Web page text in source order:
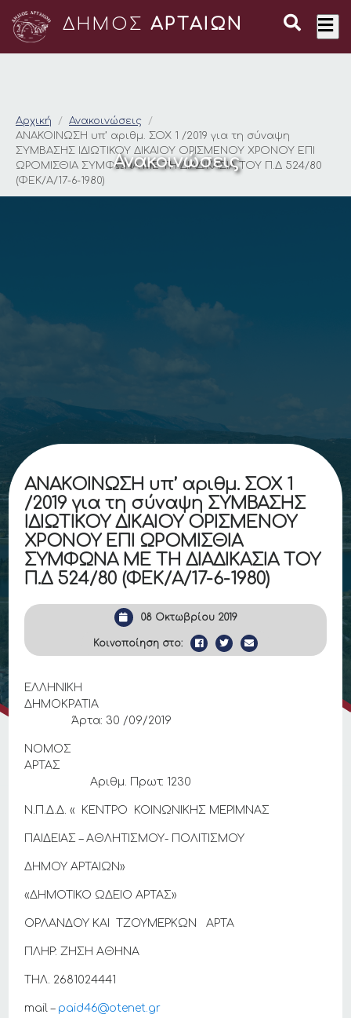
ΔΗΜΟΣ ΑΡΤΑΙΩΝ
ΑΝΑΚΟΙΝΩΣΗ υπ’
Αρχική
Ανακοινώσεις
ΑΝΑΚΟΙΝΩΣΗ υπ’ αριθμ. ΣΟΧ 1 /2019 για τη σύναψη
ΣΥΜΒΑΣΗΣ ΙΔΙΩΤΙΚΟΥ ΔΙΚΑΙΟΥ ΟΡΙΣΜΕΝΟΥ ΧΡΟΝΟΥ ΕΠΙ
ΩΡΟΜΙΣΘΙΑ ΣΥΜΦΩΝΑ ΜΕ ΤΗ ΔΙΑΔΙΚΑΣΙΑ ΤΟΥ Π.Δ 524/80
(ΦΕΚ/Α/17-6-1980)
Ανακοινώσεις
ΑΝΑΚΟΙΝΩΣΗ υπ’ αριθμ. ΣΟΧ 1
/2019 για τη σύναψη ΣΥΜΒΑΣΗΣ
ΙΔΙΩΤΙΚΟΥ ΔΙΚΑΙΟΥ ΟΡΙΣΜΕΝΟΥ
ΧΡΟΝΟΥ ΕΠΙ ΩΡΟΜΙΣΘΙΑ
ΣΥΜΦΩΝΑ ΜΕ ΤΗ ΔΙΑΔΙΚΑΣΙΑ ΤΟΥ
Π.Δ 524/80 (ΦΕΚ/Α/17-6-1980)
08 Οκτωβρίου 2019
Κοινοποίηση στο:
ΕΛΛΗΝΙΚΗ
ΔΗΜΟΚΡΑΤΙΑ
Άρτα: 30 /09/2019
ΝΟΜΟΣ
ΑΡΤΑΣ
Αριθμ. Πρωτ: 1230
Ν.Π.Δ.Δ. « ΚΕΝΤΡΟ ΚΟΙΝΩΝΙΚΗΣ ΜΕΡΙΜΝΑΣ
ΠΑΙΔΕΙΑΣ – ΑΘΛΗΤΙΣΜΟΥ- ΠΟΛΙΤΙΣΜΟΥ
ΔΗΜΟΥ ΑΡΤΑΙΩΝ»
«ΔΗΜΟΤΙΚΟ ΩΔΕΙΟ ΑΡΤΑΣ»
ΟΡΛΑΝΔΟΥ ΚΑΙ ΤΖΟΥΜΕΡΚΩΝ ΑΡΤΑ
ΠΛΗΡ: ΖΗΣΗ ΑΘΗΝΑ
ΤΗΛ. 2681024441
mail – paid46@otenet.gr